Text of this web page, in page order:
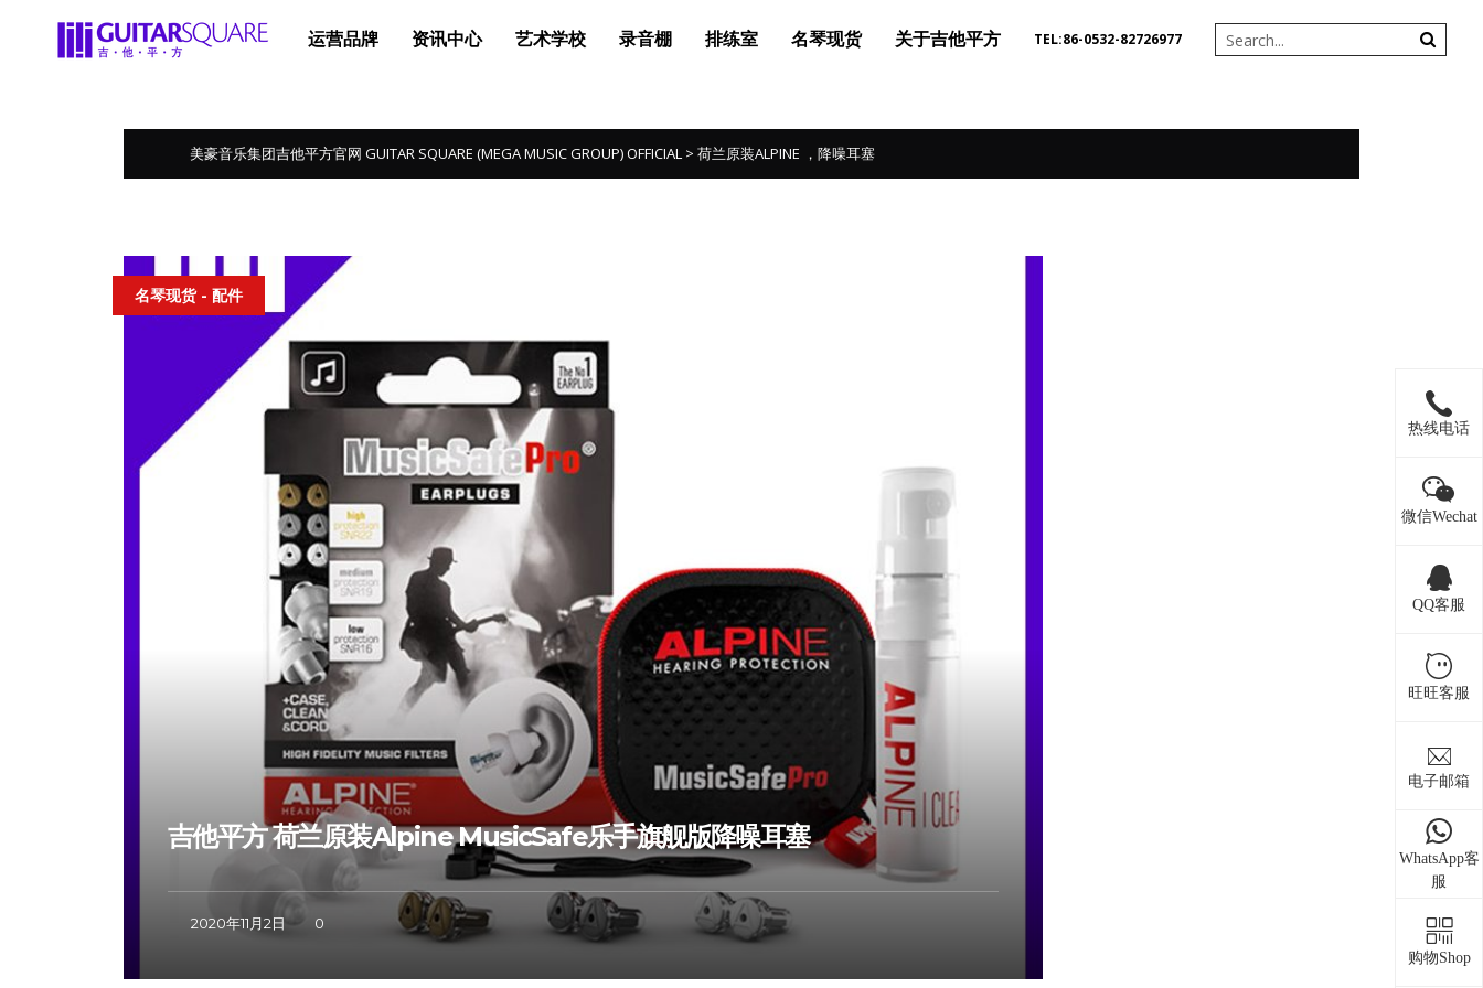
运营品牌 资讯中心 艺术学校 录音棚 排练室 名琴现货 关于吉他平方 TEL:86-0532-82726977
美豪音乐集团吉他平方官网 GUITAR SQUARE (MEGA MUSIC GROUP) OFFICIAL > 荷兰原装ALPINE ，降噪耳塞
名琴现货 - 配件
吉他平方 荷兰原装Alpine MusicSafe乐手旗舰版降噪耳塞
2020年11月2日 0
热线电话
微信Wechat
QQ客服
旺旺客服
电子邮箱
WhatsApp客
服
购物Shop